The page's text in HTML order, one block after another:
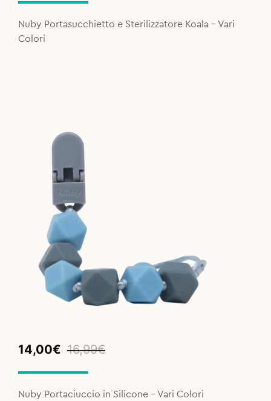
was:
12,99€.
is:
8,00€.
Nuby Portasucchietto e Sterilizzatore Koala - Vari
Colori
16,99€
Original
was:
16,99€.
14,00€
Current
is:
14,00€.
Nuby Portaciuccio in Silicone - Vari Colori